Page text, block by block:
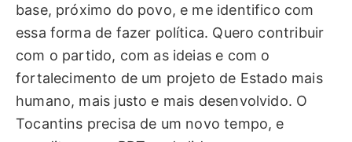
base, próximo do povo, e me identifico com
essa forma de fazer política. Quero contribuir
com o partido, com as ideias e com o
fortalecimento de um projeto de Estado mais
humano, mais justo e mais desenvolvido. O
Tocantins precisa de um novo tempo, e